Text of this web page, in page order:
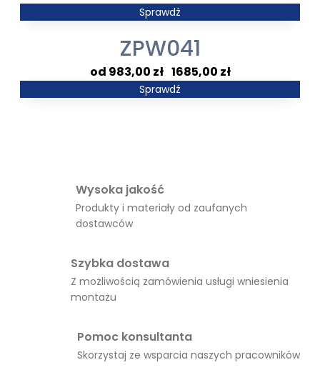
4583,00 zł
795,00 zł
do
1428,00 zł
Sprawdź
ZPW041
983,00 zł– 1685,00 zł
Zakres
Sprawdź
Wysoka jakość
Produkty i materiały od zaufanych
dostawców
Szybka dostawa
Z możliwością zamówienia usługi wniesienia
montażu
Pomoc konsultanta
Skorzystaj ze wsparcia naszych pracowników